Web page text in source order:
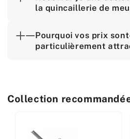
la quincaillerie de
Pourquoi vos prix
particulièrement
Collection